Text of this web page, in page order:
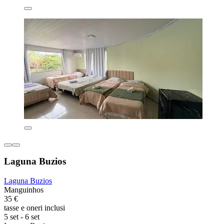
Laguna Buzios
Laguna Buzios
Manguinhos
35 €
tasse e oneri inclusi
5 set - 6 set